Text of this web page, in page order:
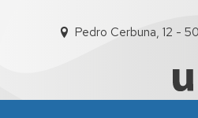
Pedro Cerbuna, 12 -